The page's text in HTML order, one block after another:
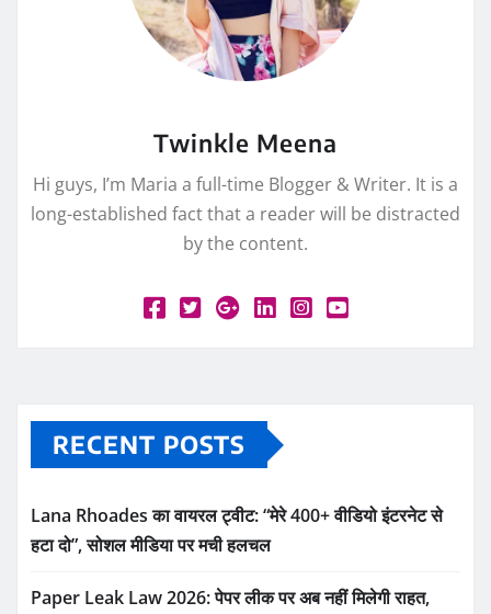
Twinkle Meena
Hi guys, I’m Maria a full-time Blogger & Writer. It is a
long-established fact that a reader will be distracted
by the content.
RECENT POSTS
Lana Rhoades का वायरल ट्वीट: “मेरे 400+ वीडियो इंटरनेट से
हटा दो”, सोशल मीडिया पर मची हलचल
Paper Leak Law 2026: पेपर लीक पर अब नहीं मिलेगी राहत,